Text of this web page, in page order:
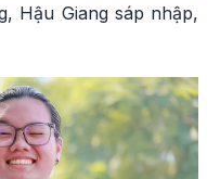
Hậu Giang sáp nhập,